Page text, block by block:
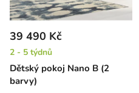
Dětský pokoj Nano B (2
barvy)
39 490 Kč
2 - 5 týdnů